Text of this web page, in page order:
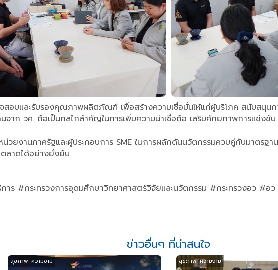
สอบและรับรองคุณภาพผลิตภัณฑ์ เพื่อสร้างความเชื่อมั่นให้แก่ผู้บริโภค สนับสนุ
จาก วศ. ถือเป็นกลไกสำคัญในการเพิ่มความน่าเชื่อถือ เสริมศักยภาพการแข่ง
วยงานภาครัฐและผู้ประกอบการ SME ในการผลักดันนวัตกรรมควบคู่กับมาตรฐา
ลาดได้อย่างยั่งยืน
าร #กระทรวงการอุดมศึกษาวิทยาศาสตร์วิจัยและนวัตกรรม #กระทรวงอว
ข่าวอื่นๆ ที่น่าสนใจ
สุขภาพ-ความงาม สุขภาพ-ความงาม